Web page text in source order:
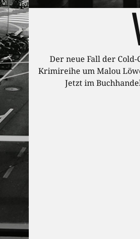
Der neue Fall der Cold-
Krimireihe um Malou
Jetzt im